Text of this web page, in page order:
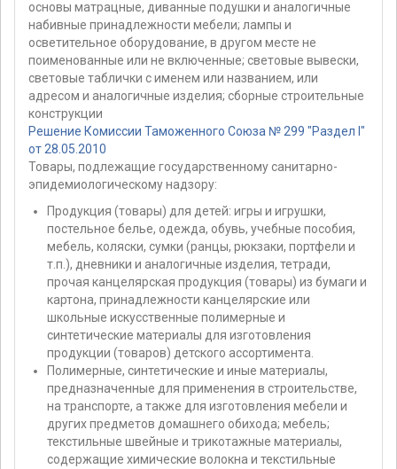
основы матрацные, диванные подушки и аналогичные
набивные принадлежности мебели; лампы и
осветительное оборудование, в другом месте не
поименованные или не включенные; световые вывески,
световые таблички с именем или названием, или
адресом и аналогичные изделия; сборные строительные
конструкции
Решение Комиссии Таможенного Союза № 299 "Раздел I"
от 28.05.2010
Товары, подлежащие государственному санитарно-
эпидемиологическому надзору:
Продукция (товары) для детей: игры и игрушки,
постельное белье, одежда, обувь, учебные пособия,
мебель, коляски, сумки (ранцы, рюкзаки, портфели и
т.п.), дневники и аналогичные изделия, тетради,
прочая канцелярская продукция (товары) из бумаги и
картона, принадлежности канцелярские или
школьные искусственные полимерные и
синтетические материалы для изготовления
продукции (товаров) детского ассортимента.
Полимерные, синтетические и иные материалы,
предназначенные для применения в строительстве,
на транспорте, а также для изготовления мебели и
других предметов домашнего обихода; мебель;
текстильные швейные и трикотажные материалы,
содержащие химические волокна и текстильные